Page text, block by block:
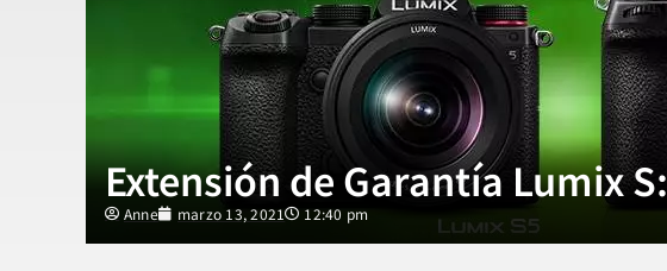
Extensión de Garantía Lumix
Anne marzo 13, 2021 12:40 pm